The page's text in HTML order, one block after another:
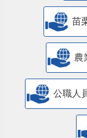
苗
農
公職人